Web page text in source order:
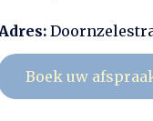
Boek uw